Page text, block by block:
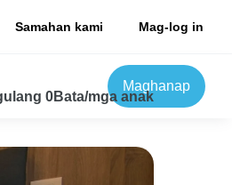
Samahan kami Mag-log in
0Bata/mga anak
Maghanap